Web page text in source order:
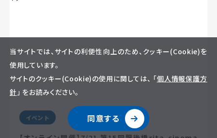
イベント
当サイトでは、サイトの利便性向上のため、クッキー(Cookie)を
使用しています。
サイトのクッキー(Cookie)の使用に関しては、 「個人情報保護方
針」 をお読みください。
同意する